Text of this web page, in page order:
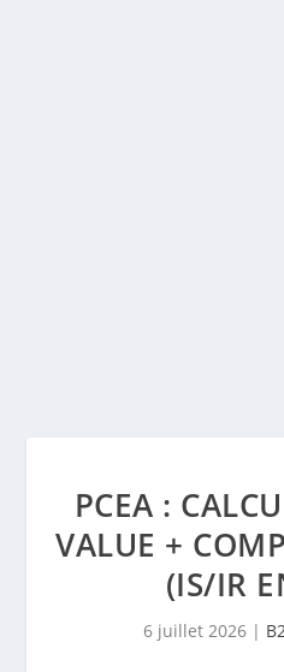
PCEA :
VALUE +
(IS/IR
6 juillet 2026|